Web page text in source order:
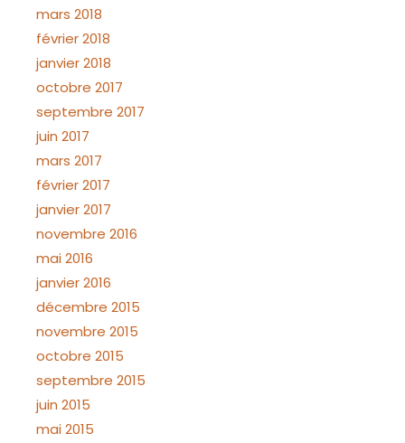
mars 2018
février 2018
janvier 2018
octobre 2017
septembre 2017
juin 2017
mars 2017
février 2017
janvier 2017
novembre 2016
mai 2016
janvier 2016
décembre 2015
novembre 2015
octobre 2015
septembre 2015
juin 2015
mai 2015